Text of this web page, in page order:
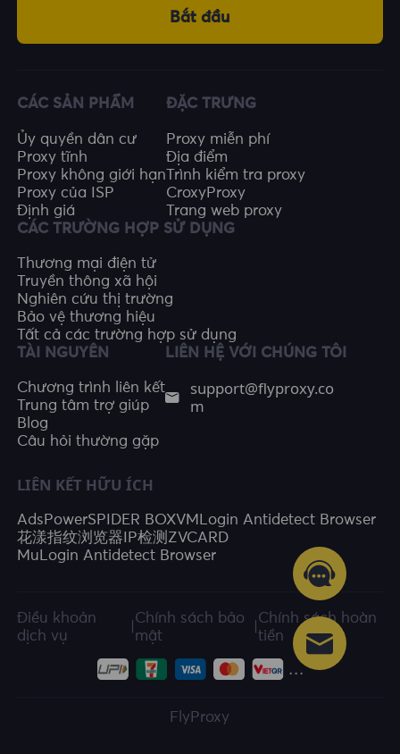
Bắt đầu
CÁC SẢN PHẨM
Ủy quyền dân cư
Proxy tĩnh
Proxy không giới hạn
Proxy của ISP
Định giá
ĐẶC TRƯNG
Proxy miễn phí
Địa điểm
Trình kiểm tra proxy
CroxyProxy
Trang web proxy
CÁC TRƯỜNG HỢP SỬ DỤNG
Thương mại điện tử
Truyền thông xã hội
Nghiên cứu thị trường
Bảo vệ thương hiệu
Tất cả các trường hợp sử dụng
TÀI NGUYÊN
Chương trình liên kết
Trung tâm trợ giúp
Blog
Câu hỏi thường gặp
LIÊN HỆ VỚI CHÚNG TÔI
support@flyproxy.co
m
LIÊN KẾT HỮU ÍCH
AdsPowerSPIDER BOXVMLogin Antidetect Browser
花漾指纹浏览器 IP检测 ZVCARD
MuLogin Antidetect Browser
FlyProxy
Điều khoản
dịch vụ
Chính sách bảo
mật
Chính sách hoàn
tiền